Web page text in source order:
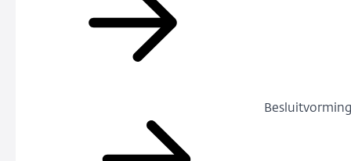
Besluitvorming